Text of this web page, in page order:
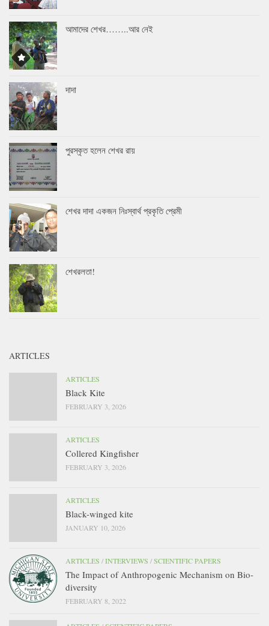
আমাদের শেখর……..আর নেই
দাদা
পুরস্কৃত হলেন শেখর রায়
শেখর দাদা একজন নিঃস্বার্থ প্রকৃতি প্রেমী
শেখরলতা!
ARTICLES
ARTICLES
Black Kite
FEBRUARY 3, 2026
ARTICLES
Collered Kingfisher
FEBRUARY 3, 2026
ARTICLES
Black-winged kite
JANUARY 10, 2026
ARTICLES /INTERVIEWS /SCIENTIFIC PAPERS
The Impact of Anthropogenic Mechanism on Bio-
diversity
FEBRUARY 8, 2022